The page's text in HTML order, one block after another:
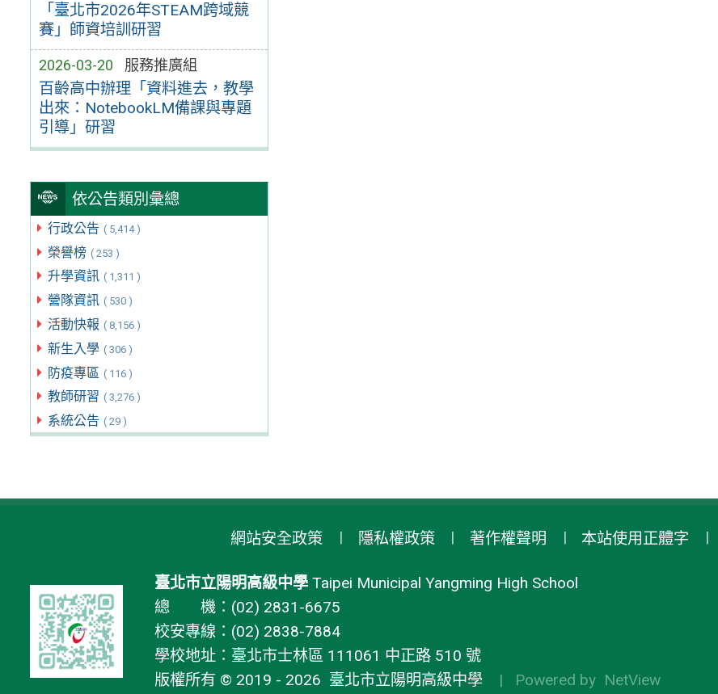
「臺北市2026年STEAM跨域競
賽」師資培訓研習
2026-03-20 服務推廣組
百齡高中辦理「資料進去，教學
出來：NotebookLM備課與專題
引導」研習
依公告類別彙總
行政公告 ( 5,414 )
榮譽榜 ( 253 )
升學資訊 ( 1,311 )
營隊資訊 ( 530 )
活動快報 ( 8,156 )
新生入學 ( 306 )
防疫專區 ( 116 )
教師研習 ( 3,276 )
系統公告 ( 29 )
網站安全政策 隱私權政策 著作權聲明 本站使用正體字
臺北市立陽明高級中學Taipei Municipal Yangming High School
總 機：(02) 2831-6675
校安專線：(02) 2838-7884
學校地址：臺北市士林區 111061 中正路 510 號
版權所有 © 2019 - 2026 臺北市立陽明高級中學 | Powered by NetView